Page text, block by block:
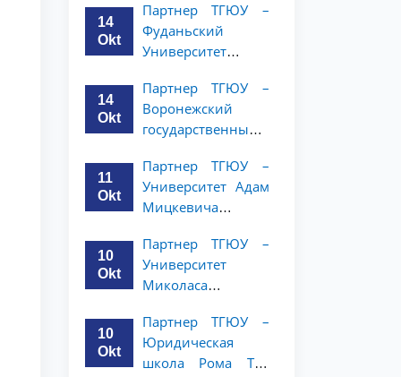
и права объявляет
программу
академической
студентов 2–3
курсов ТГЮУ
14
Okt
Партнер ТГЮУ –
Фуданьский
Университет
программу
академической
мобильности для
курсов ТГЮУ
14
Okt
Партнер ТГЮУ –
Воронежский
государственный
объявляет
программу
академической
студентов 2–3
курсов ТГЮУ
11
Okt
Партнер ТГЮУ –
Университет Адам
Мицкевича
программу
академической
мобильности для
курсов ТГЮУ
10
Okt
Партнер ТГЮУ –
Университет
Миколаса
объявляет
программу
академической
10
Okt
Партнер ТГЮУ –
Юридическая
школа Рома Тре